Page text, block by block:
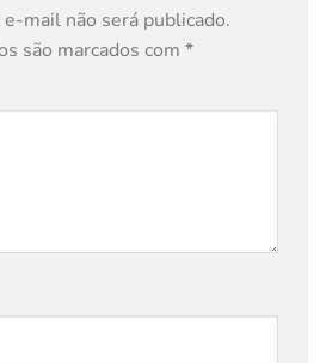
mail não será publicado.
são marcados com *